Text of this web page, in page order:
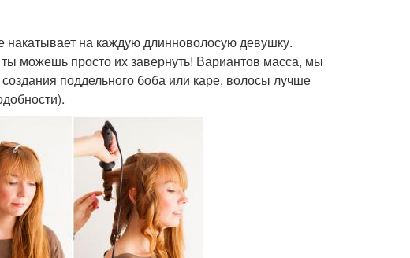
накатывает на каждую длинноволосую девушку.
можешь просто их завернуть! Вариантов масса, мы
поддельного боба или каре, волосы лучше